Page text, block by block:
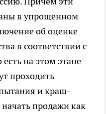
в упрощенном
об оценке
в соответствии с
на этом этапе
проходить
и краш-
продажи как